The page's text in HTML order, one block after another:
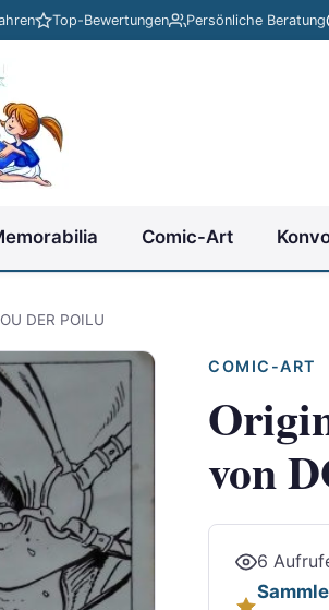
Top-Bewertungen Persönliche Beratung
Comic-Art
DER POILU
COMIC-ART
von
6